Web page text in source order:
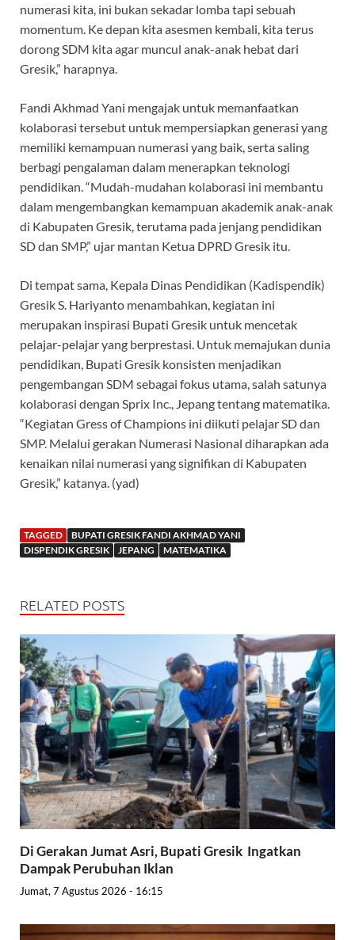
numerasi kita, ini bukan sekadar lomba tapi sebuah
momentum. Ke depan kita asesmen kembali, kita terus
dorong SDM kita agar muncul anak-anak hebat dari
Gresik,” harapnya.
Fandi Akhmad Yani mengajak untuk memanfaatkan
kolaborasi tersebut untuk mempersiapkan generasi yang
memiliki kemampuan numerasi yang baik, serta saling
berbagi pengalaman dalam menerapkan teknologi
pendidikan. “Mudah-mudahan kolaborasi ini membantu
dalam mengembangkan kemampuan akademik anak-anak
di Kabupaten Gresik, terutama pada jenjang pendidikan
SD dan SMP,” ujar mantan Ketua DPRD Gresik itu.
Di tempat sama, Kepala Dinas Pendidikan (Kadispendik)
Gresik S. Hariyanto menambahkan, kegiatan ini
merupakan inspirasi Bupati Gresik untuk mencetak
pelajar-pelajar yang berprestasi. Untuk memajukan dunia
pendidikan, Bupati Gresik konsisten menjadikan
pengembangan SDM sebagai fokus utama, salah satunya
kolaborasi dengan Sprix Inc., Jepang tentang matematika.
“Kegiatan Gress of Champions ini diikuti pelajar SD dan
SMP. Melalui gerakan Numerasi Nasional diharapkan ada
kenaikan nilai numerasi yang signifikan di Kabupaten
Gresik,” katanya. (yad)
TAGGED
BUPATI GRESIK FANDI AKHMAD YANI
DISPENDIK GRESIK
JEPANG MATEMATIKA
RELATED POSTS
Di Gerakan Jumat Asri, Bupati Gresik Ingatkan
Dampak Perubuhan Iklan
Jumat, 7 Agustus 2026 - 16:15